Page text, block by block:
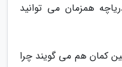
همزمان می توانید
کمان هم می گویند چرا